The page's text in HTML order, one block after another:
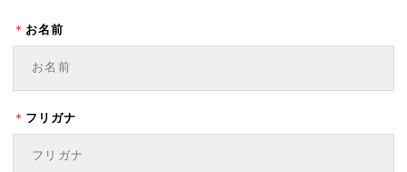
＊ お名前
＊ フリガナ